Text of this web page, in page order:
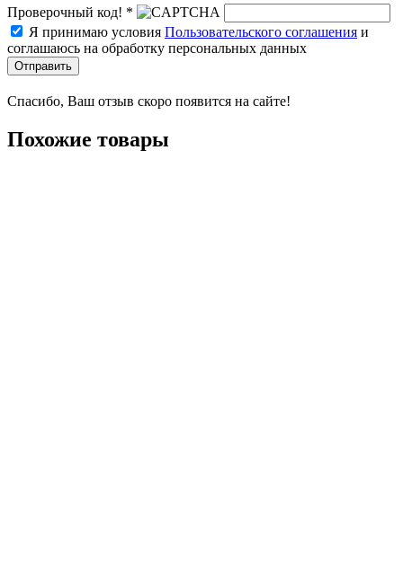
Проверочный код! *
Я принимаю условия Пользовательского соглашения и
соглашаюсь на обработку персональных данных
Отправить
Спасибо, Ваш отзыв скоро появится на сайте!
Похожие товары